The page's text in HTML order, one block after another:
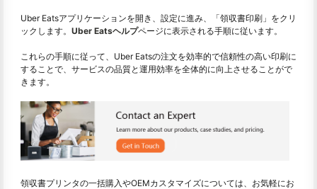
Uber Eatsアプリケーションを開き、設定に進み、「領収書印刷」をクリ
ックします。 Uber Eatsヘルプページに表示される手順に従います。
これらの手順に従って、Uber Eatsの注文を効率的で信頼性の高い印刷に
することで、サービスの品質と運用効率を全体的に向上させることがで
きます。
領収書プリンタの一括購入やOEMカスタマイズについては、お気軽にお